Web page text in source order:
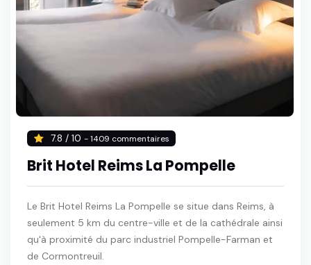
7.8 / 10 - 1409 commentaires
Brit Hotel Reims La Pompelle
Le Brit Hotel Reims La Pompelle se situe dans Reims, à
seulement 5 km du centre-ville et de la cathédrale ainsi
qu'à proximité du parc industriel Pompelle-Farman et
de Cormontreuil.